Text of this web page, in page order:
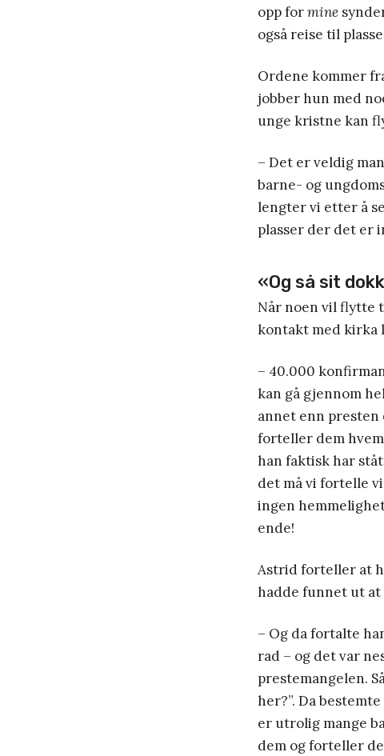
opp formine
også reise til
Ordene kommer
jobber hun med
unge kristne kan
– Det er veldig
barne- og
lengter vi etter å
plasser der det er
«Og så sit
Når noen vil flytte
kontakt med kirka
– 40.000
kan gå gjennom
annet enn
forteller dem hvem
han faktisk har
det må vi fortelle
ingen
ende!
Astrid forteller at
hadde funnet ut at
– Og da fortalte
rad – og det var
prestemangelen.
her?”. Da
er utrolig mange
dem og forteller